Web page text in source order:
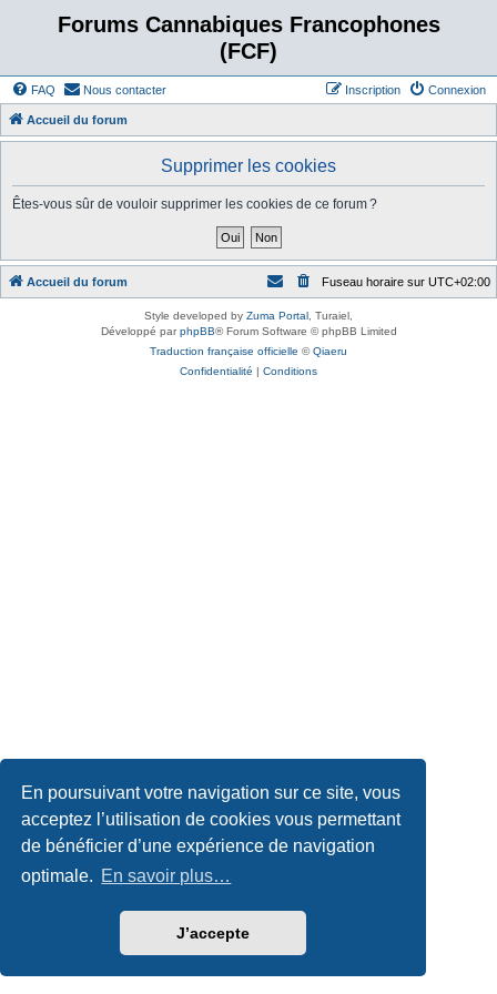
En poursuivant votre navigation sur ce site, vous
acceptez l’utilisation de cookies vous permettant
de bénéficier d’une expérience de navigation
optimale. En savoir plus…
J’accepte
Forums Cannabiques Francophones
(FCF)
FAQ Nous contacter Connexion
Inscription
Accueil du forum
Supprimer les cookies
Êtes-vous sûr de vouloir supprimer les cookies de ce forum ?
Accueil du forum Fuseau horaire sur UTC+02:00
Style developed by Zuma Portal , Turaiel,
Développé parphpBB® Forum Software © phpBB Limited
Traduction française officielle ©Qiaeru
Confidentialité | Conditions